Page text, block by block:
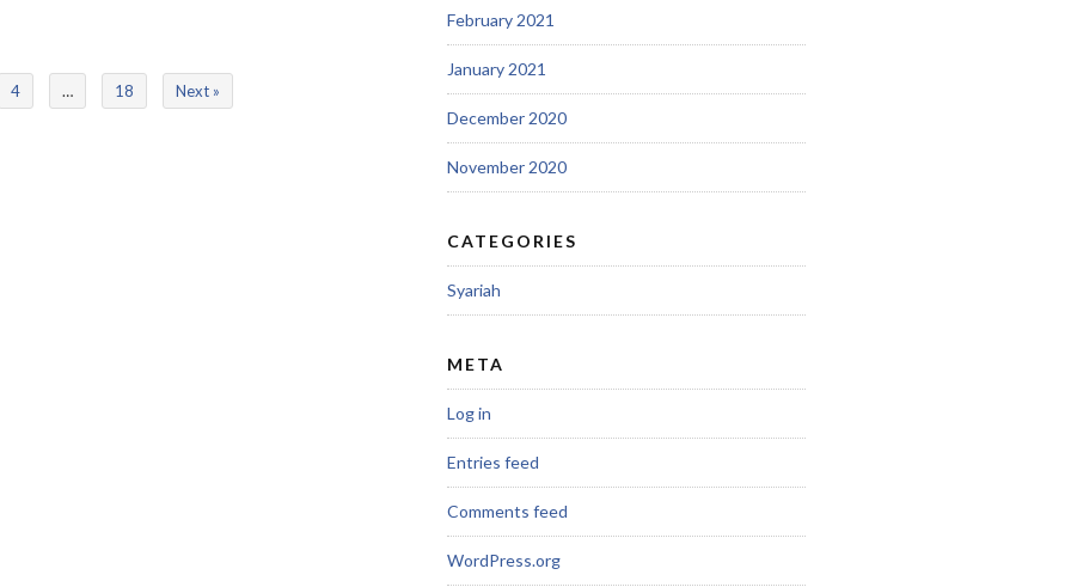
4 … 18 Next »
February 2021
January 2021
December 2020
November 2020
CATEGORIES
Syariah
META
Log in
Entries feed
Comments feed
WordPress.org